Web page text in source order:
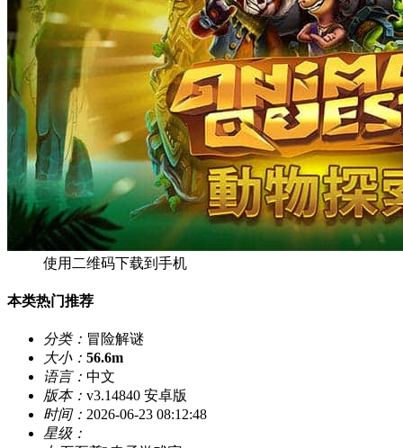
使用二维码下载到手机
本类热门推荐
分类： 冒险解谜
大小： 56.6m
语言： 中文
版本： v3.14840 安卓版
时间： 2026-06-23 08:12:48
星级：